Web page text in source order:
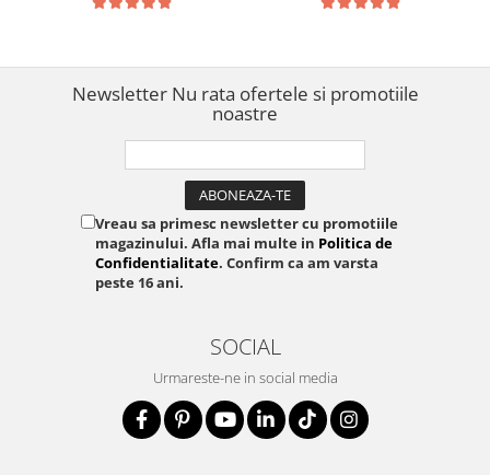
Newsletter Nu rata ofertele si promotiile
noastre
Vreau sa primesc newsletter cu promotiile
magazinului. Afla mai multe in Politica de
Confidentialitate. Confirm ca am varsta
peste 16 ani.
SOCIAL
Urmareste-ne in social media